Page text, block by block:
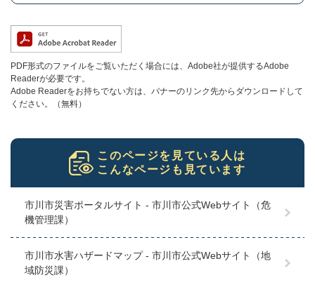
PDF形式のファイルをご覧いただく場合には、Adobe社が提供するAdobe
Readerが必要です。
Adobe Readerをお持ちでない方は、バナーのリンク先からダウンロードして
ください。（無料）
このページを見ている人は
こんなページも見ています
市川市災害ポータルサイト - 市川市公式Webサイト（危
機管理課）
市川市水害ハザードマップ - 市川市公式Webサイト（地
域防災課）